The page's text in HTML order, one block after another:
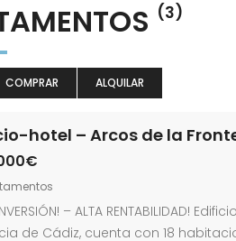
(3)
COMPRAR ALQUILAR
hotel – Arcos de la
INVERSIÓN! – ALTA
de Cádiz, cuenta con 18